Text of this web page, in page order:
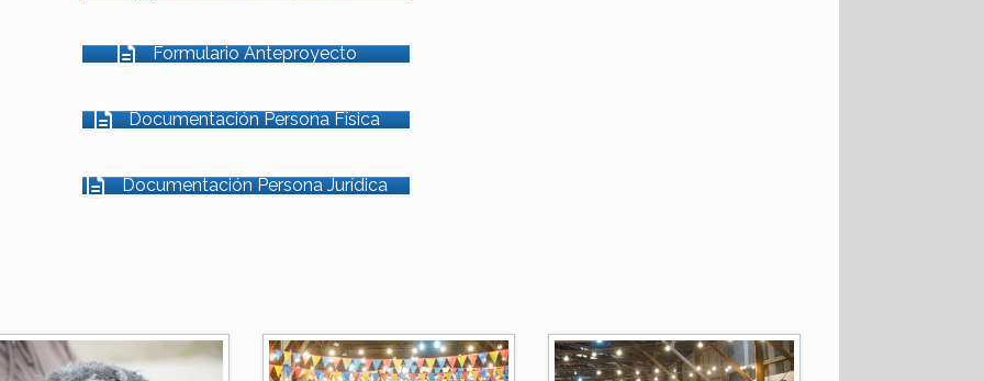
Formulario Anteproyecto
Documentación Persona Física
Documentación Persona Jurídica